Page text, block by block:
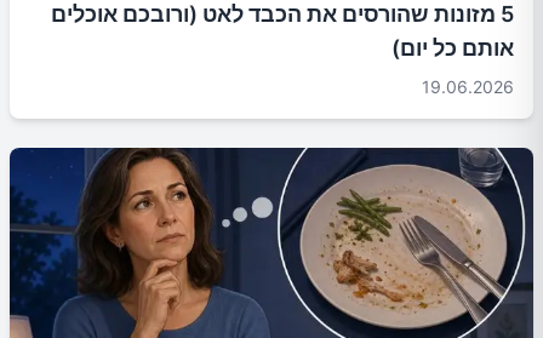
5 מזונות שהורסים את הכבד לאט (ורובכם אוכלים
אותם כל יום)
19.06.2026